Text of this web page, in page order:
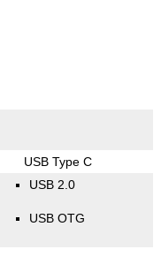
USB Type C
USB 2.0
USB OTG